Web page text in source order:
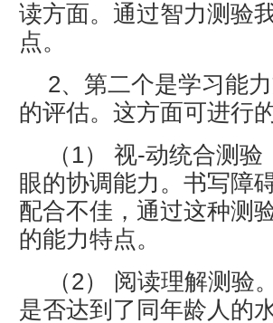
读方面。通过智力测验
点。
2、第二个是学习能
的评估。这方面可进行
（1） 视-动统合测
眼的协调能力。书写障
配合不佳，通过这种测
的能力特点。
（2） 阅读理解测验
是否达到了同年龄人的